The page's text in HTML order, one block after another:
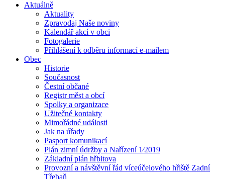
Aktuálně
Aktuality
Zpravodaj Naše noviny
Kalendář akcí v obci
Fotogalerie
Přihlášení k odběru informací e-mailem
Obec
Historie
Současnost
Čestní občané
Registr měst a obcí
Spolky a organizace
Užitečné kontakty
Mimořádné události
Jak na úřady
Pasport komunikací
Plán zimní údržby a Nařízení 1⁄2019
Základní plán hřbitova
Provozní a návštěvní řád víceúčelového hřiště Zadní
Třebaň